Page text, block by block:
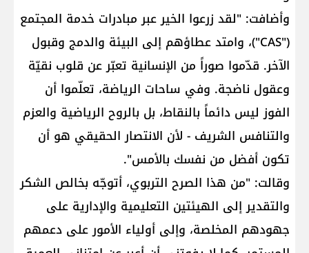
وأضافت: "لقد زرعوا الخير عبر مبادرات خدمة المجتمع
("CAS")، وامتد عطاؤهم إلى البيئة والدمج وقبول
الآخر. قدّموا صوراً من الإنسانية تعبّر عن قلوب نقيّة
وعقول ناضجة. وفي ساحات الرياضة، تعلّموا أن
الفوز ليس دائماً بالنقاط، بل بالروح الرياضية والعزم
والتنافس الشريف - لأن الانتصار الحقيقي هو أن
تكون أفضل من نفسك بالأمس".
وقالت: "من هذا الصرح التربوي، أتوجّه بخالص الشكر
والتقدير إلى الهيئتين التعليمية والإدارية على
جهودهم المخلصة، وإلى أولياء الأمور على دعمهم